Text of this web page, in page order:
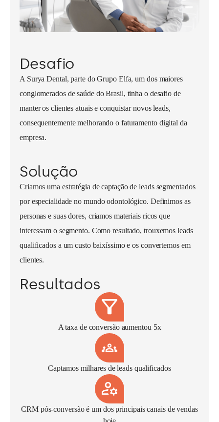
Desafio
A Surya Dental, parte do Grupo Elfa, um dos maiores
conglomerados de saúde do Brasil, tinha o desafio de
manter os clientes atuais e conquistar novos leads,
consequentemente melhorando o faturamento digital da
empresa.
Solução
Criamos uma estratégia de captação de leads segmentados
por especialidade no mundo odontológico. Definimos as
personas e suas dores, criamos materiais ricos que
interessam o segmento. Como resultado, trouxemos leads
qualificados a um custo baixíssimo e os convertemos em
clientes.
Resultados
A taxa de conversão aumentou 5x
Captamos milhares de leads qualificados
CRM pós-conversão é um dos principais canais de vendas